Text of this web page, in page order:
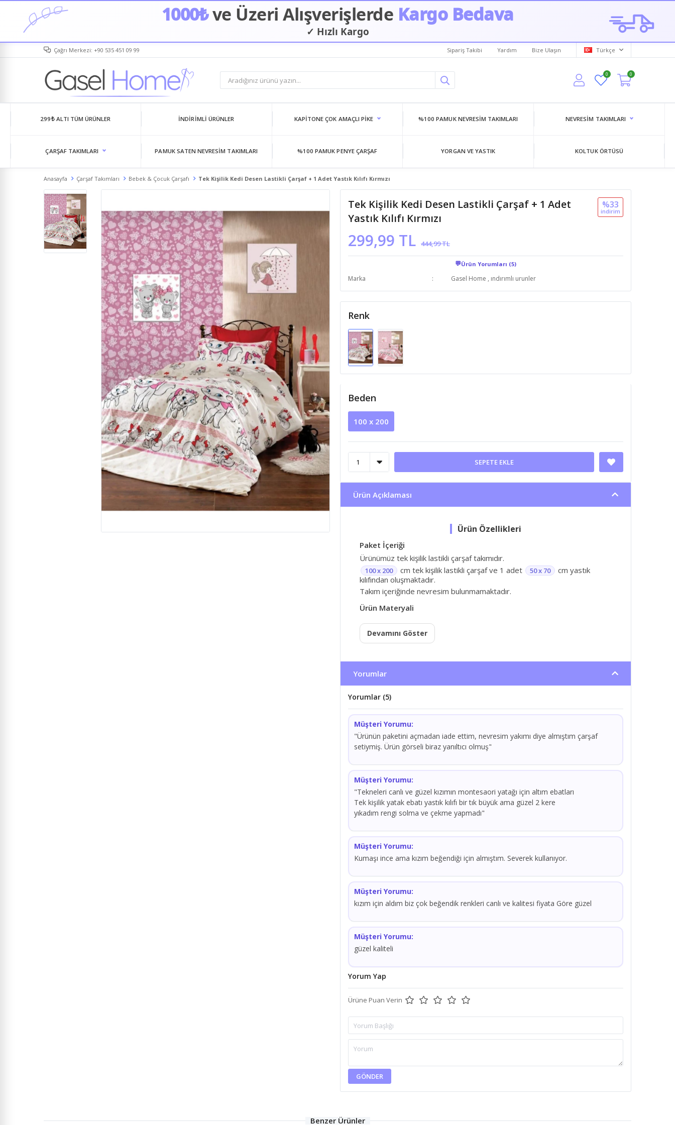
1000₺ve Üzeri Alışverişlerde Kargo Bedava
✓ Hızlı Kargo
✓ Güvenilir Alışveriş
Çağrı Merkezi: +90 535 451 09 99 Sipariş Takibi Yardım Bize Ulaşın Türkçe
0 0
299₺ ALTI TÜM ÜRÜNLER İNDIRIMLI ÜRÜNLER KAPITONE ÇOK AMAÇLI PIKE %100 PAMUK NEVRESIM TAKIMLARI NEVRESIM TAKIMLARI
ÇARŞAF TAKIMLARI PAMUK SATEN NEVRESIM TAKIMLARI %100 PAMUK PENYE ÇARŞAF YORGAN VE YASTIK KOLTUK ÖRTÜSÜ
Anasayfa Çarşaf Takımları Bebek & Çocuk Çarşafı Tek Kişilik Kedi Desen Lastikli Çarşaf + 1 Adet Yastık Kılıfı Kırmızı
Tek Kişilik Kedi Desen Lastikli Çarşaf + 1 Adet
Yastık Kılıfı Kırmızı
299,99 TL 444,99 TL
%33
i̇ndi̇ri̇m
💬Ürün Yorumları (5)
Marka Gasel Home , ındırımlı urunler
Renk
Beden
100 x 200
SEPETE EKLE
Ürün Açıklaması
Paket İçeriği
Ürünümüz tek kişilik lastikli çarşaf takımıdır.
100 x 200 cm tek kişilik lastikli çarşaf ve 1 adet 50 x 70
cm yastık
kılıfından oluşmaktadır.
Takım içeriğinde nevresim bulunmamaktadır.
Ürün Materyali
Devamını Göster
Yorumlar
Yorumlar (5)
Müşteri Yorumu:
"Ürünün paketini açmadan iade ettim, nevresim yakımı diye almıştım çarşaf
setiymiş. Ürün görseli biraz yanıltıcı olmuş"
Müşteri Yorumu:
"Tekneleri canlı ve güzel kızımın montesaori yatağı için altım ebatları
Tek kişilik yatak ebatı yastık kılıfı bir tık büyük ama güzel 2 kere
yıkadım rengi solma ve çekme yapmadı"
Müşteri Yorumu:
Kumaşı ince ama kızım beğendiği için almıştım. Severek kullanıyor.
Müşteri Yorumu:
kızım için aldım biz çok beğendik renkleri canlı ve kalitesi fiyata Göre güzel
Müşteri Yorumu:
güzel kaliteli
Yorum Yap
Ürüne Puan Verin
GÖNDER
Benzer Ürünler